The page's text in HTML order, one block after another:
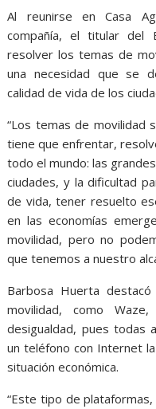
Al reunirse en Casa
compañía, el titular del
resolver los temas de
una necesidad que se
calidad de vida de los
“Los temas de movilidad
tiene que enfrentar,
todo el mundo: las
ciudades, y la dificultad
de vida, tener resuelto
en las economías
movilidad, pero no
que tenemos a nuestro
Barbosa Huerta
movilidad, como
desigualdad, pues todas
un teléfono con Internet
situación económica.
“Este tipo de